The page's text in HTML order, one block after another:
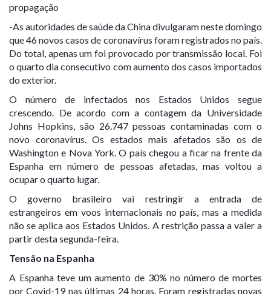
propagação
-As autoridades de saúde da China divulgaram neste domingo
que46 novos casos de coronavírus foram registrados no país
Do total, apenas um foi provocado por transmissão local. Foi
o quarto dia consecutivo com aumento dos casos importados
do exterior.
O número de infectados nos Estados Unidos segue
crescendo.
De acordo com a contagem da Universidade
Johns Hopkins, são 26.747 pessoas contaminadas com o
novo coronavírus. Os estados mais afetados são os de
Washington e Nova York. O país chegou a ficar na frente da
Espanha em número de pessoas afetadas, mas voltou a
ocupar o quarto lugar.
O governo brasileiro vai restringir a entrada de
estrangeiros em voos internacionais no país,mas a medida
não se aplica aos Estados Unidos . A restrição passa a valer a
partir desta segunda-feira.
Tensão na Espanha
A Espanha teve um aumento de 30% no número de mortes
por Covid-19 nas últimas 24 horas. Foram registradas novas